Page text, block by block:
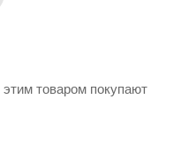
товаром покупают